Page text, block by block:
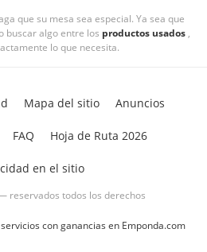
que su mesa sea especial. Ya sea que
buscar algo entre los productos usados ,
lo que necesita.
reservados todos los derechos
Mapa del sitio Anuncios
FAQ Hoja de Ruta 2026
en el sitio
con ganancias en Emponda.com